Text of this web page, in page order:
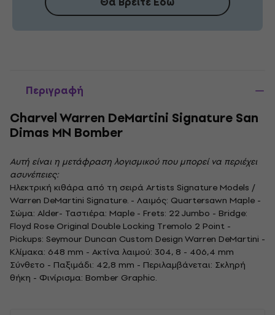
Περιγραφή
Charvel Warren DeMartini Signature San
Dimas MN Bomber
Αυτή είναι η μετάφραση λογισμικού που μπορεί να περιέχει
ασυνέπειες:
Ηλεκτρική κιθάρα από τη σειρά Artists Signature Models /
Warren DeMartini Signature. - Λαιμός: Quartersawn Maple -
Σώμα: Alder- Ταστιέρα: Maple - Frets: 22 Jumbo - Bridge:
Floyd Rose Original Double Locking Tremolo 2 Point -
Pickups: Seymour Duncan Custom Design Warren DeMartini -
Κλίμακα: 648 mm - Ακτίνα λαιμού: 304, 8 - 406,4 mm
Σύνθετο - Παξιμάδι: 42,8 mm - Περιλαμβάνεται: Σκληρή
θήκη - Φινίρισμα: Bomber Graphic.